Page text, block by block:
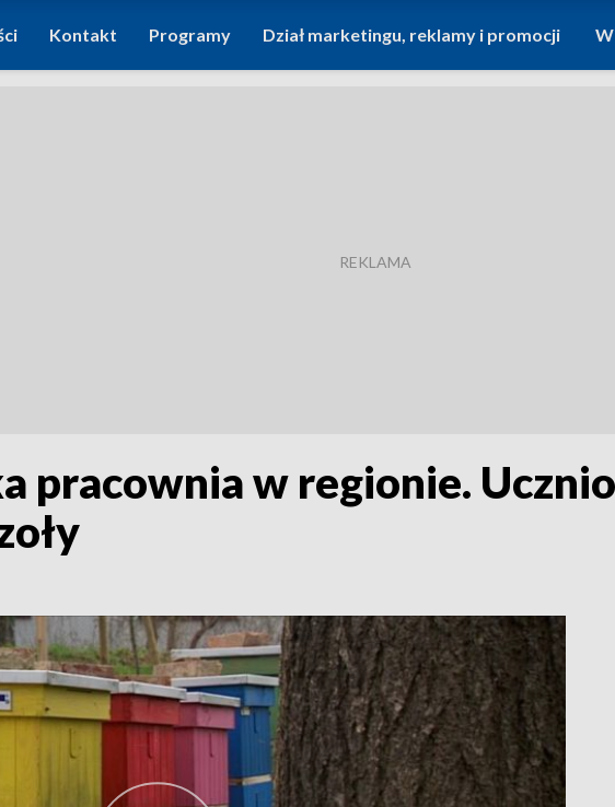
Kontakt Programy Dział marketingu, reklamy i promocji
pracownia w regionie.